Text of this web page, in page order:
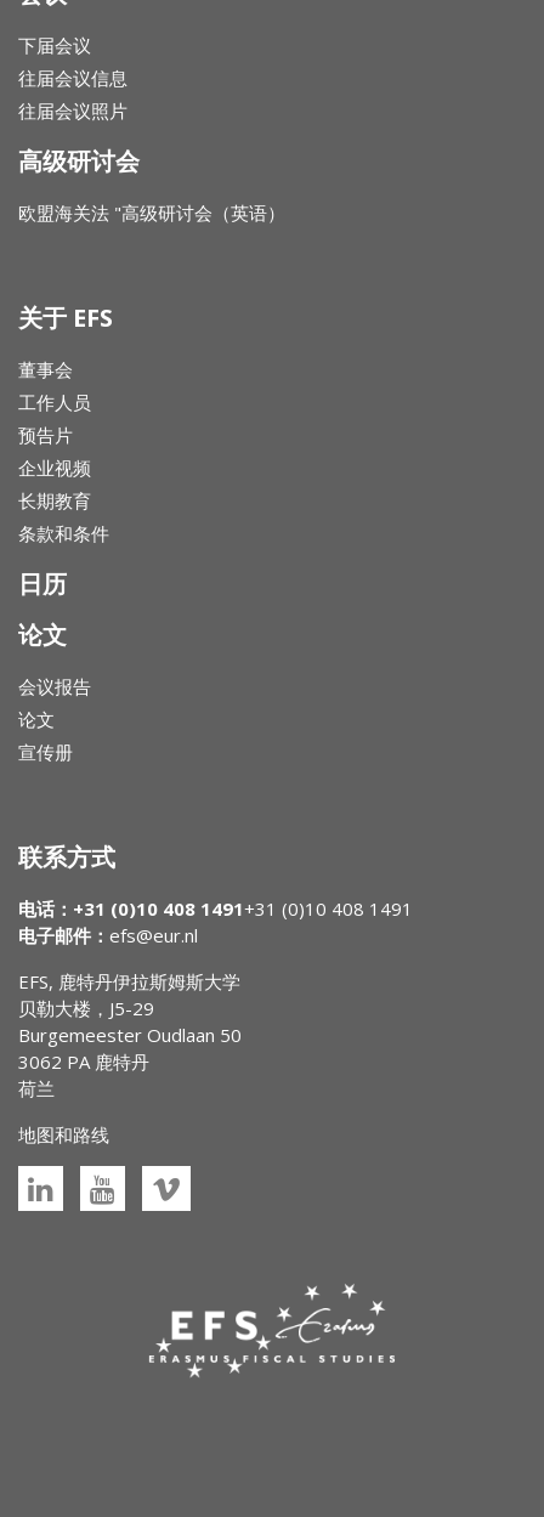
下届会议
往届会议信息
往届会议照片
高级研讨会
欧盟海关法 "高级研讨会（英语）
关于 EFS
董事会
工作人员
预告片
企业视频
长期教育
条款和条件
日历
论文
会议报告
论文
宣传册
联系方式
电话：+31 (0)10 408 1491+31 (0)10 408 1491
电子邮件： efs@eur.nl
EFS, 鹿特丹伊拉斯姆斯大学
贝勒大楼，J5-29
Burgemeester Oudlaan 50
3062 PA 鹿特丹
荷兰
地图和路线